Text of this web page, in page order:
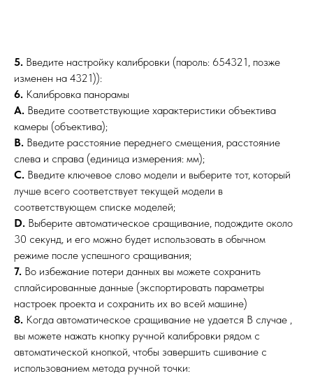
5. Введите настройку калибровки (пароль: 654321, позже
изменен на 4321)):
6. Калибровка панорамы
A. Введите соответствующие характеристики объектива
камеры (объектива);
B. Введите расстояние переднего смещения, расстояние
слева и справа (единица измерения: мм);
C. Введите ключевое слово модели и выберите тот, который
лучше всего соответствует текущей модели в
соответствующем списке моделей;
D. Выберите автоматическое сращивание, подождите около
30 секунд, и его можно будет использовать в обычном
режиме после успешного сращивания;
7. Во избежание потери данных вы можете сохранить
сплайсированные данные (экспортировать параметры
настроек проекта и сохранить их во всей машине)
8. Когда автоматическое сращивание не удается В случае ,
вы можете нажать кнопку ручной калибровки рядом с
автоматической кнопкой, чтобы завершить сшивание с
использованием метода ручной точки: